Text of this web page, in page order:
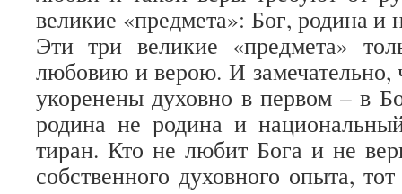
великие «предмета»: Бог, родина и
Эти три великие «предмета»
любовию и верою. И замечательно,
укоренены духовно в первом – в
родина не родина и
тиран. Кто не любит Бога и не
собственного духовного опыта,